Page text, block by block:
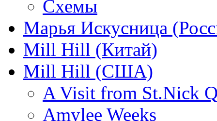
Схемы
Марья Искусница
Mill Hill (Китай)
Mill Hill (США)
A Visit from St.Nick
Amylee Weeks